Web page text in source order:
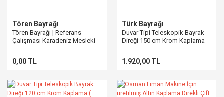
Tören Bayrağı
Tören Bayrağı | Referans
Çalışması Karadeniz Mesleki
0,00 TL
Türk Bayrağı
Duvar Tipi Teleskopik Bayrak
Direği 150 cm Krom Kaplama
1.920,00 TL